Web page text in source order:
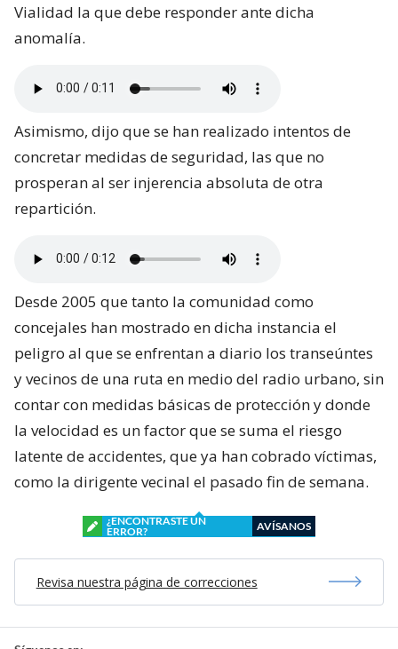
Vialidad la que debe responder ante dicha
anomalía.
Asimismo, dijo que se han realizado intentos de
concretar medidas de seguridad, las que no
prosperan al ser injerencia absoluta de otra
repartición.
Desde 2005 que tanto la comunidad como
concejales han mostrado en dicha instancia el
peligro al que se enfrentan a diario los transeúntes
y vecinos de una ruta en medio del radio urbano, sin
contar con medidas básicas de protección y donde
la velocidad es un factor que se suma el riesgo
latente de accidentes, que ya han cobrado víctimas,
como la dirigente vecinal el pasado fin de semana.
¿ENCONTRASTE UN
ERROR?
AVÍSANOS
Revisa nuestra página de correcciones